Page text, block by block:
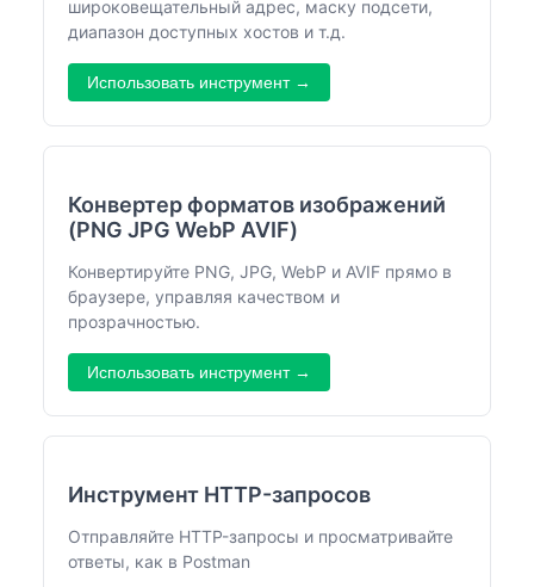
широковещательный адрес, маску подсети,
диапазон доступных хостов и т.д.
Использовать инструмент →
Конвертер форматов изображений
(PNG JPG WebP AVIF)
Конвертируйте PNG, JPG, WebP и AVIF прямо в
браузере, управляя качеством и
прозрачностью.
Использовать инструмент →
Инструмент HTTP-запросов
Отправляйте HTTP-запросы и просматривайте
ответы, как в Postman